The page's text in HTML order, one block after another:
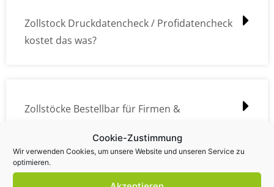
Cookie-Zustimmung
Wir verwenden Cookies, um unsere Website und unseren Service zu
optimieren.
Zollstock Druckdatencheck / Profidatencheck
kostet das was?
Zollstöcke Bestellbar für Firmen &